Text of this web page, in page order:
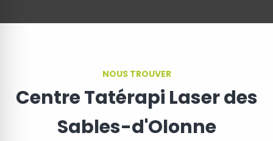
NOUS TROUVER
Centre Tatérapi Laser des
Sables-d'Olonne